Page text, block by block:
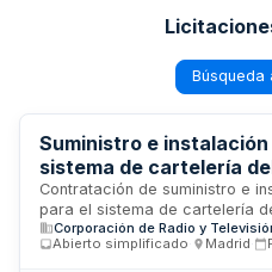
Búsqueda
Suministro e
sistema de cartelería
de RTVE
Contratación de suministro e
para el sistema de cartelería
gestionado por la Corporación
Española. Los trabajos
Corporación de Radio y
Abierto simplificado
Madrid